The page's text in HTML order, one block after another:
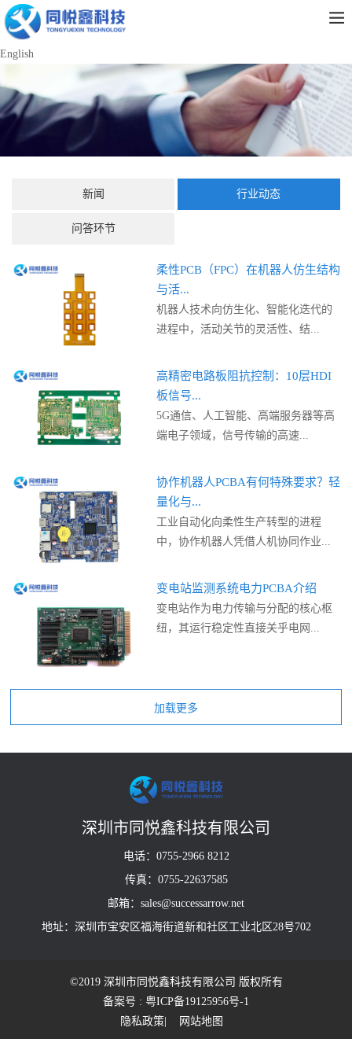
English
新闻 行业动态
问答环节
柔性PCB（FPC）在机器人仿生结构
与活...
机器人技术向仿生化、智能化迭代的
进程中，活动关节的灵活性、结...
高精密电路板阻抗控制：10层HDI
板信号...
5G通信、人工智能、高端服务器等高
端电子领域，信号传输的高速...
协作机器人PCBA有何特殊要求？轻
量化与...
工业自动化向柔性生产转型的进程
中，协作机器人凭借人机协同作业...
变电站监测系统电力PCBA介绍
变电站作为电力传输与分配的核心枢
纽，其运行稳定性直接关乎电网...
深圳市同悦鑫科技有限公司
电话：0755-2966 8212
传真：0755-22637585
邮箱：sales@successarrow.net
地址：深圳市宝安区福海街道新和社区工业北区28号702
©2019 深圳市同悦鑫科技有限公司 版权所有
备案号 : 粤ICP备19125956号-1
| 网站地图
隐私政策